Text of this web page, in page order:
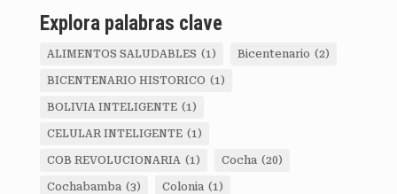
Explora palabras clave
ALIMENTOS SALUDABLES (1) Bicentenario (2)
BICENTENARIO HISTORICO (1)
BOLIVIA INTELIGENTE (1)
CELULAR INTELIGENTE (1)
COB REVOLUCIONARIA (1) Cocha (20)
Cochabamba (3) Colonia (1)